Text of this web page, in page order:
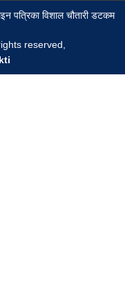
पत्रिका विशाल चौतारी डटकम
reserved,